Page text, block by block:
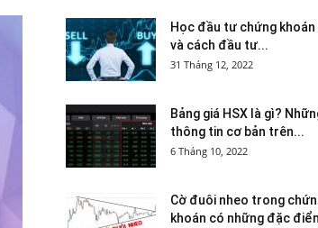
Học đầu tư chứng khoán
và cách đầu tư...
31 Tháng 12, 2022
Bảng giá HSX là gì?
thông tin cơ bản trên...
6 Tháng 10, 2022
Cờ đuôi nheo trong
khoán có những đặc